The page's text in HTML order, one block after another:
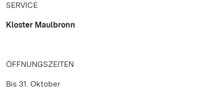
SERVICE
Kloster Maulbronn
ÖFFNUNGSZEITEN
Bis 31. Oktober